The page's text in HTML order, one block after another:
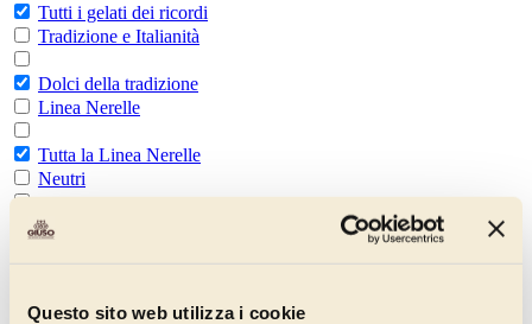
Questo sito web utilizza i cookie
Tutti i gelati dei ricordi
Tradizione e Italianità
Dolci della tradizione
Linea Nerelle
Tutta la Linea Nerelle
Neutri
Tutti i prodotti neutri